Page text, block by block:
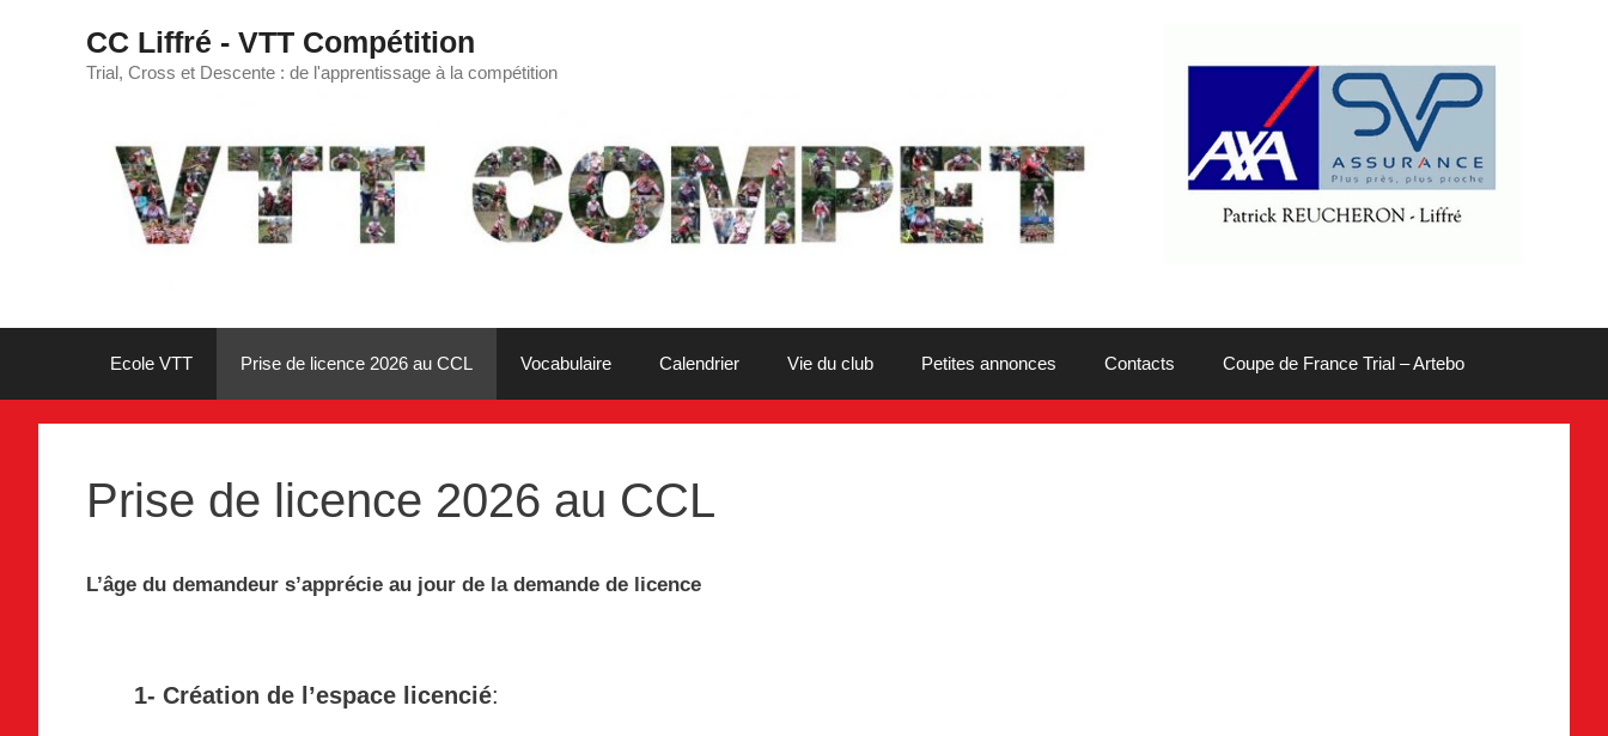
CC Liffré - VTT Compétition
Trial, Cross et Descente : de l'apprentissage à la compétition
Ecole VTT Prise de licence 2026 au CCL Vocabulaire Calendrier Vie du club Petites annonces Contacts Coupe de France Trial – Artebo
Prise de licence 2026 au CCL
L’âge du demandeur s’apprécie au jour de la demande de licence
1- Création de l’espace licencié: